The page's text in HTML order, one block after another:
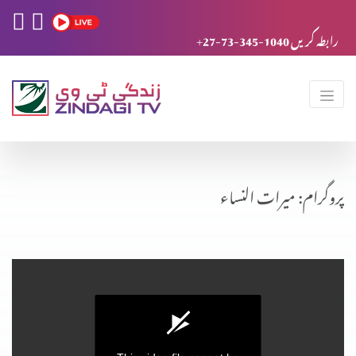
+27-73-345-1040 رابطہ کریں
پروگرام: میرات النساء